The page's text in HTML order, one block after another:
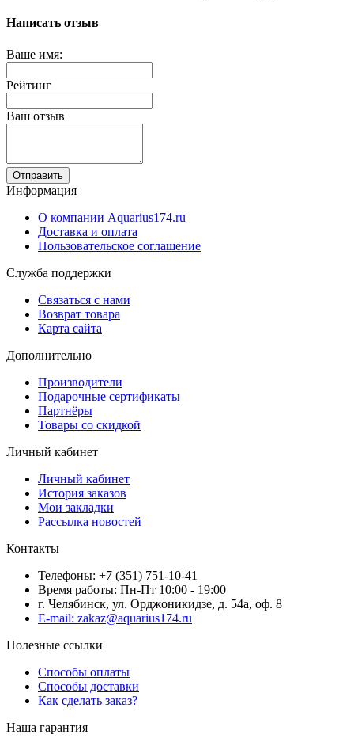
Написать отзыв
Ваше имя:
Рейтинг
Ваш отзыв
Отправить
Информация
О компании Aquarius174.ru
Доставка и оплата
Пользовательское соглашение
Служба поддержки
Связаться с нами
Возврат товара
Карта сайта
Дополнительно
Производители
Подарочные сертификаты
Партнёры
Товары со скидкой
Личный кабинет
Личный кабинет
История заказов
Мои закладки
Рассылка новостей
Контакты
Телефоны: +7 (351) 751-10-41
Время работы: Пн-Пт 10:00 - 19:00
г. Челябинск, ул. Орджоникидзе, д. 54а, оф. 8
E-mail: zakaz@aquarius174.ru
Полезные ссылки
Способы оплаты
Способы доставки
Как сделать заказ?
Наша гарантия